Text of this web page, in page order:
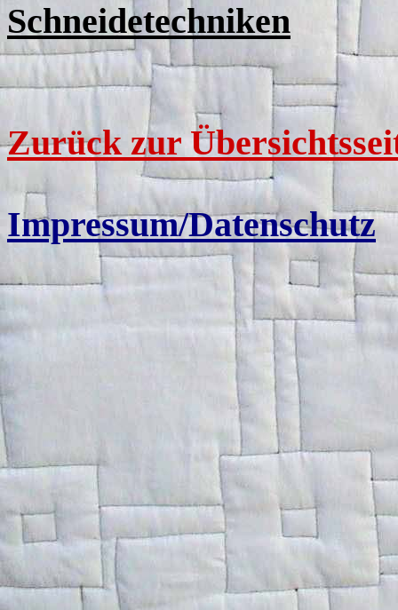
Schneidetechniken
Zurück zur
Impressum/Datenschutz